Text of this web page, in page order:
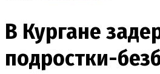
В Кургане
подростки-